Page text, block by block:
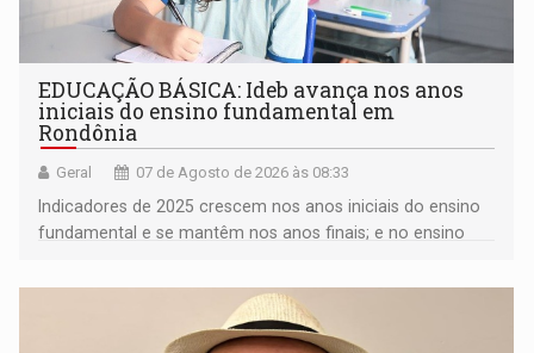
EDUCAÇÃO BÁSICA: Ideb avança nos anos
iniciais do ensino fundamental em
Rondônia
Geral 07 de Agosto de 2026 às 08:33
Indicadores de 2025 crescem nos anos iniciais do ensino
fundamental e se mantêm nos anos finais; e no ensino